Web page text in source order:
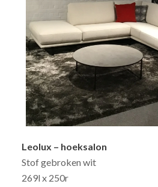
Leolux – hoeksalon
Stof gebroken wit
269l x 250r